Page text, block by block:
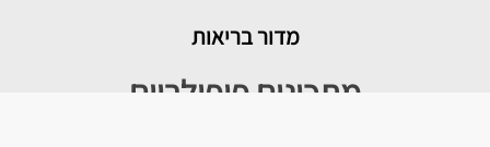
מדור בריאות
מתכונים פופולריים